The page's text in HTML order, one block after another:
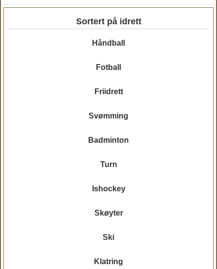
Sortert på idrett
Håndball
Fotball
Friidrett
Svømming
Badminton
Turn
Ishockey
Skøyter
Ski
Klatring